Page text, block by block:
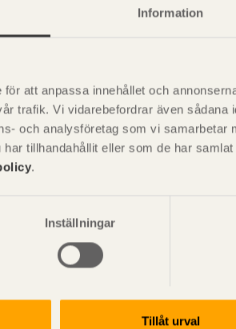
Information
att anpassa innehållet och
trafik. Vi vidarebefordrar även sådana
och analysföretag som vi
tillhandahållit eller som de har
.
Inställningar
Tillåt urval
sågverksnärings
träprodukter